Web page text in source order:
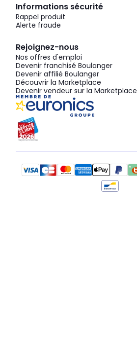
Informations sécurité
Rappel produit
Alerte fraude
Rejoignez-nous
Nos offres d'emploi
Devenir franchisé Boulanger
Devenir affilié Boulanger
Découvrir la Marketplace
Devenir vendeur sur la Marketplace